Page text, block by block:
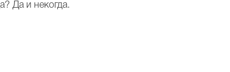
Да и некогда.